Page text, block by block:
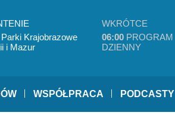
Krajobrazowe
i Mazur
WKRÓTCE
06:00 PROGRAM
DZIENNY
WSPÓŁPRACA PODCASTY